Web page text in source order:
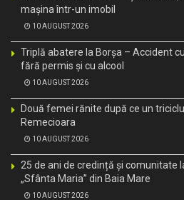
mașina într-un imobil
10 AUGUST 2026
Triplă abatere la Borșa – Accident
fără permis și cu alcool
10 AUGUST 2026
Două femei rănite după ce un
Remecioara
10 AUGUST 2026
25 de ani de credință și comunitate
„Sfânta Maria” din Baia Mare
10 AUGUST 2026